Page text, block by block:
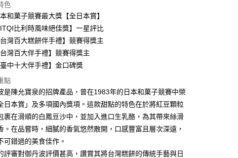
Pay
付
款
式
預購 85折】宅配
，滿NT$3,000(含以上)免運費
色
和菓子競賽最大獎【全日本賞】
ITQI比利時風味絕佳獎】一星評比
台灣百大糕餅伴手禮】競賽得獎主
台灣百大伴手禮】競賽得獎主
臺中十大伴手禮】金口碑獎
點
是陳允寶泉的招牌產品，曾在1983年的日本和菓子競賽中榮
日本賞」及多項國內獎項。這款甜點的特色在於將紅豆顆粒
裹在滑順的白鳳豆沙中，並加入進口生乳酪，為其帶來絲滑
。在品嘗時，細膩的香氣悠然散開，口感豐富且層次深遠，
可錯過的美食佳作。
評審對御丹波評價甚高，讚賞其將台灣糕餅的傳統手藝與日